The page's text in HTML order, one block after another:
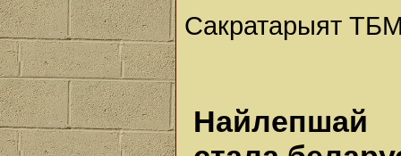
Сакратарыят
Найлепшай